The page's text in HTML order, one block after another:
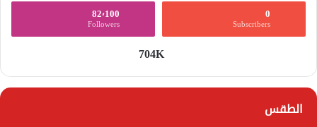
0
Subscribers
82٬100
Followers
704K
الطقس